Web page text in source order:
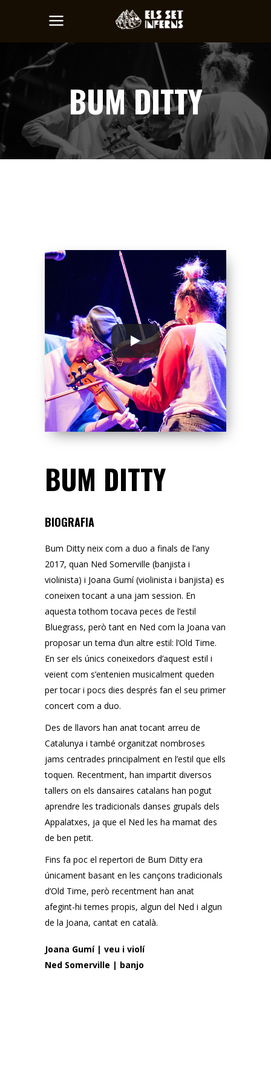
BUM DITTY
BUM DITTY
BIOGRAFIA
Bum Ditty neix com a duo a finals de l’any
2017, quan Ned Somerville (banjista i
violinista) i Joana Gumí (violinista i banjista) es
coneixen tocant a una jam session. En
aquesta tothom tocava peces de l’estil
Bluegrass, però tant en Ned com la Joana van
proposar un tema d’un altre estil: l’Old Time.
En ser els únics coneixedors d’aquest estil i
veient com s’entenien musicalment queden
per tocar i pocs dies després fan el seu primer
concert com a duo.
Des de llavors han anat tocant arreu de
Catalunya i també organitzat nombroses
jams centrades principalment en l’estil que ells
toquen. Recentment, han impartit diversos
tallers on els dansaires catalans han pogut
aprendre les tradicionals danses grupals dels
Appalatxes, ja que el Ned les ha mamat des
de ben petit.
Fins fa poc el repertori de Bum Ditty era
únicament basant en les cançons tradicionals
d’Old Time, però recentment han anat
afegint-hi temes propis, algun del Ned i algun
de la Joana, cantat en català.
Joana Gumí | veu i violí
Ned Somerville | banjo